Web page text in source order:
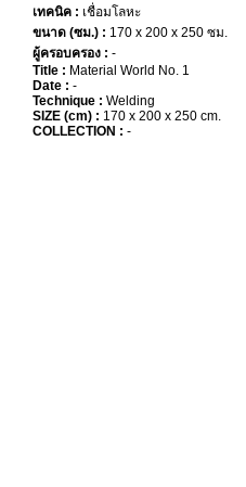
เทคนิค : เชื่อมโลหะ
ขนาด (ซม.) : 170 x 200 x 250 ซม.
ผู้ครอบครอง : -
Title : Material World No. 1
Date : -
Technique : Welding
SIZE (cm) : 170 x 200 x 250 cm.
COLLECTION : -